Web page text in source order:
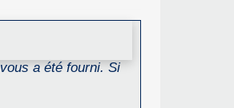
a été fourni. Si